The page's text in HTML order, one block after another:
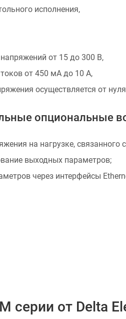
исполнения,
от 15 до 300 В,
от 450 мА до 10 А,
осуществляется от
опциональные
на нагрузке,
выходных параметров;
через интерфейсы
серии от Delta